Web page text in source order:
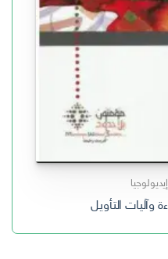
وآليات التأويل